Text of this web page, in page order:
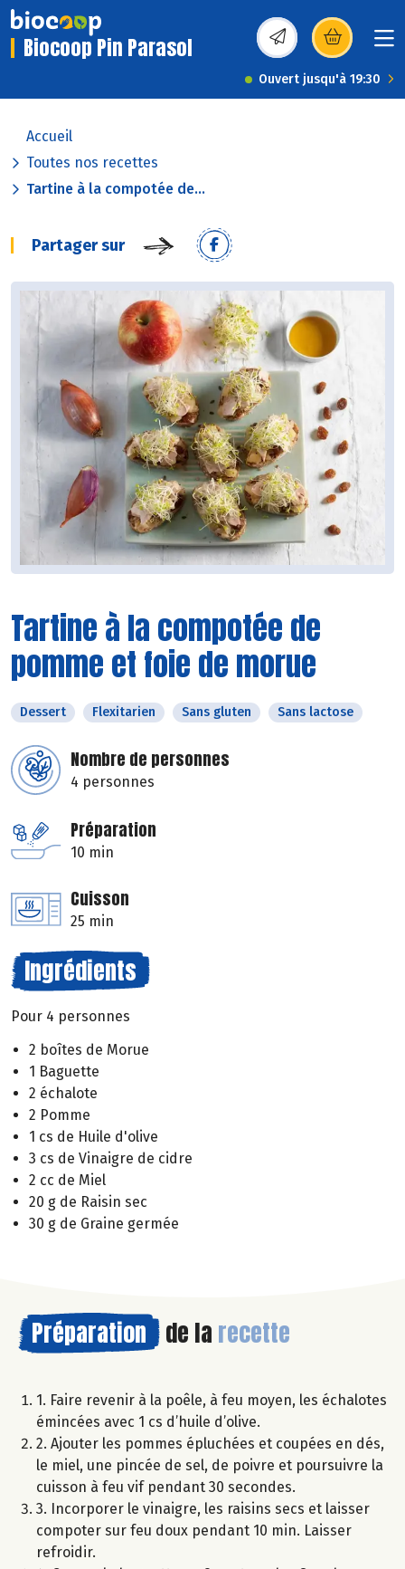
Biocoop Pin Parasol (s’ouvre dans une
Ouvert jusqu'à 19:30
Accueil
Toutes nos recettes
Tartine à la compotée de...
Partager sur
Tartine à la compotée de
pomme et foie de morue
Dessert Flexitarien Sans gluten Sans lactose
Nombre de personnes
4 personnes
Préparation
10 min
Cuisson
25 min
Ingrédients
Pour 4 personnes
2 boîtes de Morue
1 Baguette
2 échalote
2 Pomme
1 cs de Huile d'olive
3 cs de Vinaigre de cidre
2 cc de Miel
20 g de Raisin sec
30 g de Graine germée
Préparation de la recette
1. Faire revenir à la poêle, à feu moyen, les échalotes
émincées avec 1 cs d’huile d’olive.
2. Ajouter les pommes épluchées et coupées en dés,
le miel, une pincée de sel, de poivre et poursuivre la
cuisson à feu vif pendant 30 secondes.
3. Incorporer le vinaigre, les raisins secs et laisser
compoter sur feu doux pendant 10 min. Laisser
refroidir.